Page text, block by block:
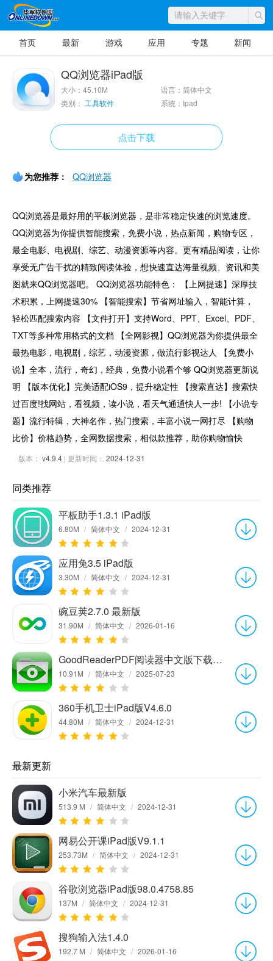
首页 最新 游戏 应用 专题 新闻
QQ浏览器iPad版
大小：45.10M
语言：简体中文
类别： 工具软件 系统：Ipad
点击下载
为您推荐： QQ浏览器
QQ浏览器是最好用的平板浏览器，是非常稳定快速的浏览速度。
QQ浏览器为你提供智能搜索，免费小说，热点新闻，购物专区，
最全电影、电视剧、综艺、动漫资源等内容。更有精品阅读，让你
享受无广告干扰的精致阅读体验，想快速直达海量视频、资讯和美
图就来QQ浏览器吧。 QQ浏览器功能特色： 【上网提速】深厚技
术积累，上网提速30% 【智能搜索】节省网址输入，智能计算，
轻松匹配搜索内容 【文件打开】支持Word、PPT、Excel、PDF、
TXT等多种常用格式的文档 【全网影视】QQ浏览器为你提供最全
最热电影，电视剧，综艺，动漫资源，做流行影视达人 【免费小
说】全本，流行，奇幻，经典，免费小说看个够 QQ浏览器更新说
明 【版本优化】完美适配iOS9，提升稳定性 【搜索直达】搜索快
过百度!找网站，看视频，读小说，看天气通通快人一步! 【小说专
题】流行特辑，大神名作，热门搜索，丰富小说一网打尽 【购物
比价】价格趋势，全网数据搜索，相似款推荐，助你购物愉快
版本： v4.9.4 | 更新时间： 2024-12-31
同类推荐
平板助手1.3.1 iPad版
6.80M / 简体中文 / 2024-12-31
应用兔3.5 iPad版
3.30M / 简体中文 / 2024-12-31
豌豆荚2.7.0 最新版
31.90M / 简体中文 / 2026-01-16
GoodReaderPDF阅读器中文版下载v3.17.0
10.91M / 简体中文 / 2025-07-23
360手机卫士iPad版V4.6.0
44.80M / 简体中文 / 2024-12-31
最新更新
小米汽车最新版
513.9 M / 简体中文 / 2024-12-31
网易公开课iPad版V9.1.1
253.73M / 简体中文 / 2024-12-31
谷歌浏览器iPad版98.0.4758.85
137M / 简体中文 / 2024-12-31
搜狗输入法1.4.0
192.7 M / 简体中文 / 2026-01-16